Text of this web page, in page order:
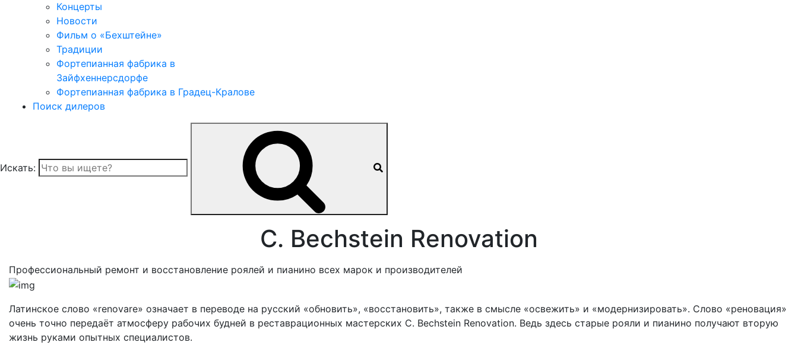
Концерты
Новости
Фильм о «Бехштейне»
Традиции
Фортепианная фабрика в
Зайфхеннерсдорфе
Фортепианная фабрика в Градец-Кралове
Поиск дилеров
Искать:
C. Bechstein Renovation
Профессиональный ремонт и восстановление роялей и пианино всех марок и производителей
Латинское слово «renovare» означает в переводе на русский «обновить», «восстановить», также в смысле «освежить» и «модернизировать». Слово «реновация»
очень точно передаёт атмосферу рабочих будней в реставрационных мастерских C. Bechstein Renovation. Ведь здесь старые рояли и пианино получают вторую
жизнь руками опытных специалистов.